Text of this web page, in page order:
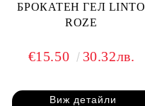
БРОКАТЕН ГЕЛ LINTO
ROZE
€15.50 30.32лв.
Виж детайли